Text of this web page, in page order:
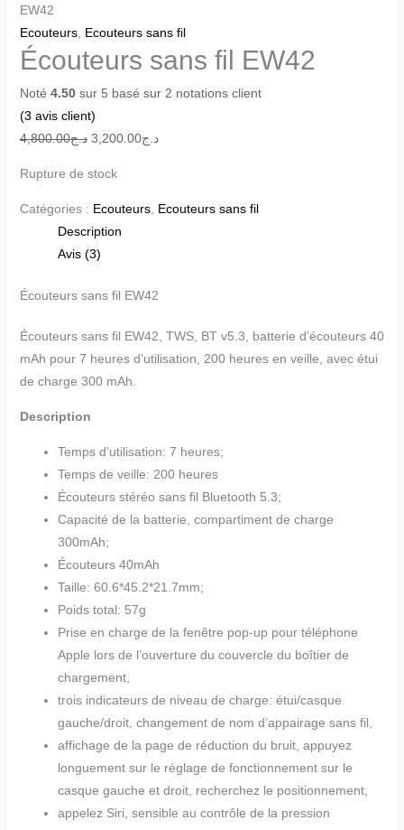
EW42
Ecouteurs, Ecouteurs sans fil
Écouteurs sans fil EW42
Noté 4.50sur 5 basé sur 2 notations client
(3 avis client)
د.ج4,800.00 د.ج3,200.00
Rupture de stock
Catégories : Ecouteurs, Ecouteurs sans fil
Description
Avis (3)
Écouteurs sans fil EW42
Écouteurs sans fil EW42, TWS, BT v5.3, batterie d’écouteurs 40
mAh pour 7 heures d’utilisation, 200 heures en veille, avec étui
de charge 300 mAh.
Description
Temps d’utilisation: 7 heures;
Temps de veille: 200 heures
Écouteurs stéréo sans fil Bluetooth 5.3;
Capacité de la batterie, compartiment de charge
300mAh;
Écouteurs 40mAh
Taille: 60.6*45.2*21.7mm;
Poids total: 57g
Prise en charge de la fenêtre pop-up pour téléphone
Apple lors de l’ouverture du couvercle du boîtier de
chargement,
trois indicateurs de niveau de charge: étui/casque
gauche/droit, changement de nom d’appairage sans fil,
affichage de la page de réduction du bruit, appuyez
longuement sur le réglage de fonctionnement sur le
casque gauche et droit, recherchez le positionnement,
appelez Siri, sensible au contrôle de la pression